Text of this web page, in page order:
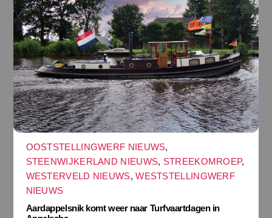
OOSTSTELLINGWERF NIEUWS,
STEENWIJKERLAND NIEUWS, STREEKOMROEP,
WESTERVELD NIEUWS,WESTSTELLINGWERF
NIEUWS
Aardappelsnik komt weer naar Turfvaartdagen in